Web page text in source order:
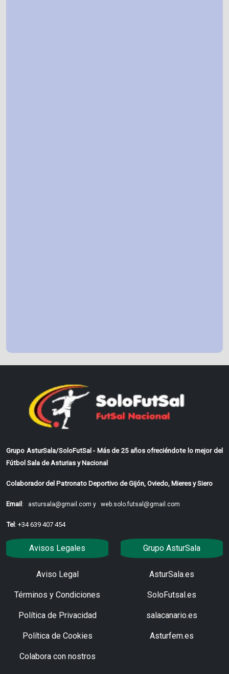
Grupo AsturSala/SoloFutSal - Más de 25 años ofreciéndote lo mejor del
Fútbol Sala de Asturias y Nacional
Colaborador del Patronato Deportivo de Gijón, Oviedo, Mieres y Siero
Email: astursala@gmail.com y web.solo.futsal@gmail.com
Tel: +34 639 407 454
Avisos Legales
Aviso Legal
Términos y Condiciones
Política de Privacidad
Política de Cookies
Colabora con nostros
Grupo AsturSala
AsturSala.es
SoloFutsal.es
salacanario.es
Asturfem.es